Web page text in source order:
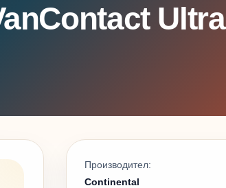
Ultra
Производител:
Continental